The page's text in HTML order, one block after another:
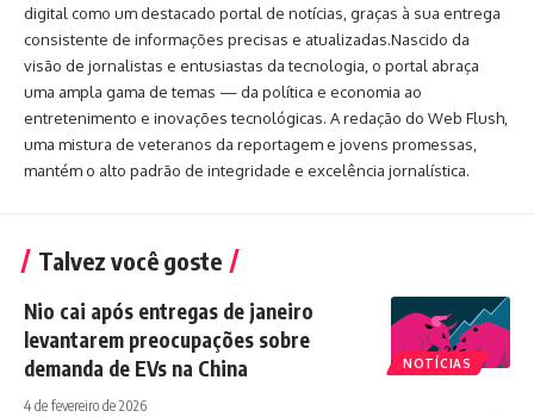
digital como um destacado portal de notícias, graças à sua entrega
consistente de informações precisas e atualizadas.Nascido da
visão de jornalistas e entusiastas da tecnologia, o portal abraça
uma ampla gama de temas — da política e economia ao
entretenimento e inovações tecnológicas. A redação do Web Flush,
uma mistura de veteranos da reportagem e jovens promessas,
mantém o alto padrão de integridade e excelência jornalística.
Talvez você goste
NOTÍCIAS
Nio cai após entregas de janeiro
levantarem preocupações sobre
demanda de EVs na China
4 de fevereiro de 2026